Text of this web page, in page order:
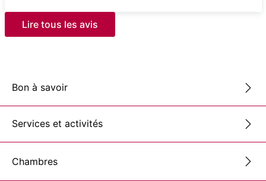
Lire tous les avis
Bon à savoir
Services et activités
Chambres